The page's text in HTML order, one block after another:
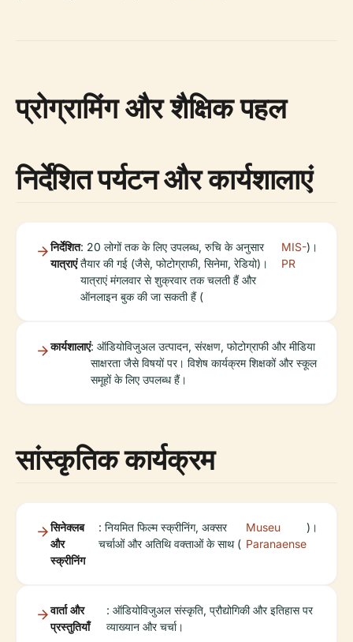
प्रोग्रामिंग और शैक्षिक पहल
निर्देशित पर्यटन और कार्यशालाएं
निर्देशित
यात्राएं
: 20 लोगों तक के लिए उपलब्ध, रुचि के अनुसार
तैयार की गई (जैसे, फोटोग्राफी, सिनेमा, रेडियो)।
यात्राएं मंगलवार से शुक्रवार तक चलती हैं और
ऑनलाइन बुक की जा सकती हैं (
MIS-
PR
)।
कार्यशालाएं: ऑडियोविजुअल उत्पादन, संरक्षण, फोटोग्राफी और मीडिया
साक्षरता जैसे विषयों पर। विशेष कार्यक्रम शिक्षकों और स्कूल
समूहों के लिए उपलब्ध हैं।
सांस्कृतिक कार्यक्रम
सिनेक्लब
और
स्क्रीनिंग
: नियमित फिल्म स्क्रीनिंग, अक्सर
चर्चाओं और अतिथि वक्ताओं के साथ (
Museu
Paranaense
)।
वार्ता और
प्रस्तुतियाँ
: ऑडियोविजुअल संस्कृति, प्रौद्योगिकी और इतिहास पर
व्याख्यान और चर्चा।